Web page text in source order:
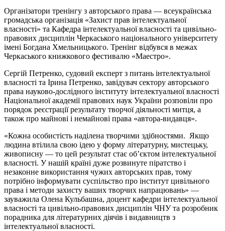
Організатори тренінгу з авторського права — всеукраїнська
громадська організація «Захист прав інтелектуальної
власності» та Кафедра інтелектуальної власності та цивільно-
правових дисциплін Черкаського національного університету
імені Богдана Хмельницького. Тренінг відбувся в межах
Черкаського книжкового фестивалю «Маестро».
Сергій Петренко, судовий експерт з питань інтелектуальної
власності та Ірина Петренко, завідувач сектору авторського
права науково-дослідного інституту інтелектуальної власності
Національної академії правових наук України розповіли про
порядок реєстрації результату творчої діяльності митця, а
також про майнові і немайнові права «автора-видавця».
«Кожна особистість наділена творчими здібностями. Якщо
людина втілила свою ідею у форму літературну, мистецьку,
живописну — то цей результат стає об’єктом інтелектуальної
власності. У нашій країні дуже розвинуте піратство і
незаконне використання чужих авторських прав, тому
потрібно інформувати суспільство про інститут цивільного
права і методи захисту ваших творчих напрацювань» —
зауважила Олена Кульбашна, доцент кафедри інтелектуальної
власності та цивільно-правових дисциплін ЧНУ та розробник
порадника для літературних діячів і видавництв з
інтелектуальної власності.